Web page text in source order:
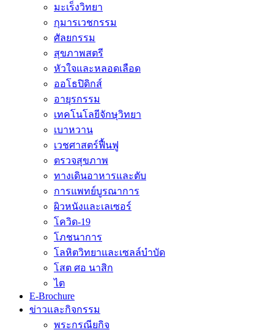
มะเร็งวิทยา
กุมารเวชกรรม
ศัลยกรรม
สุขภาพสตรี
หัวใจและหลอดเลือด
ออโธปิดิกส์
อายุรกรรม
เทคโนโลยีจักษุวิทยา
เบาหวาน
เวชศาสตร์ฟื้นฟู
ตรวจสุขภาพ
ทางเดินอาหารและตับ
การแพทย์บูรณาการ
ผิวหนังและเลเซอร์
โควิด-19
โภชนาการ
โลหิตวิทยาและเซลล์บำบัด
โสต ศอ นาสิก
ไต
E-Brochure
ข่าวและกิจกรรม
พระกรณียกิจ